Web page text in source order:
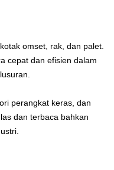
omset, rak, dan palet.
cepat dan efisien dalam
perangkat keras, dan
dan terbaca bahkan